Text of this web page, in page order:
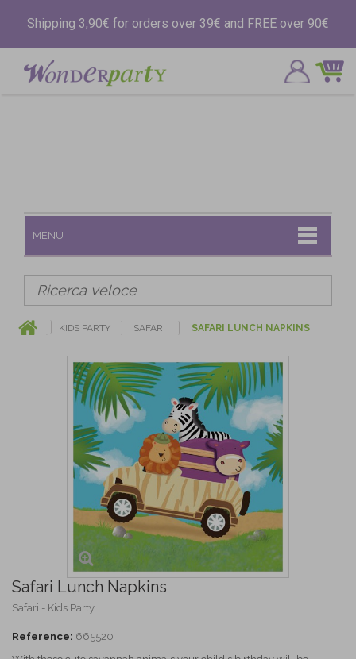
Shipping 3,90€ for orders over 39€ and FREE over 90€
MENU
KIDS PARTY SAFARI SAFARI LUNCH NAPKINS
Safari Lunch Napkins
Safari - Kids Party
Reference: 665520